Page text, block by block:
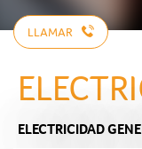
LLAMAR
ELECTRICIDAD